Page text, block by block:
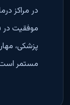
در مراکز
موفقیت در
پزشکی،
مستمر